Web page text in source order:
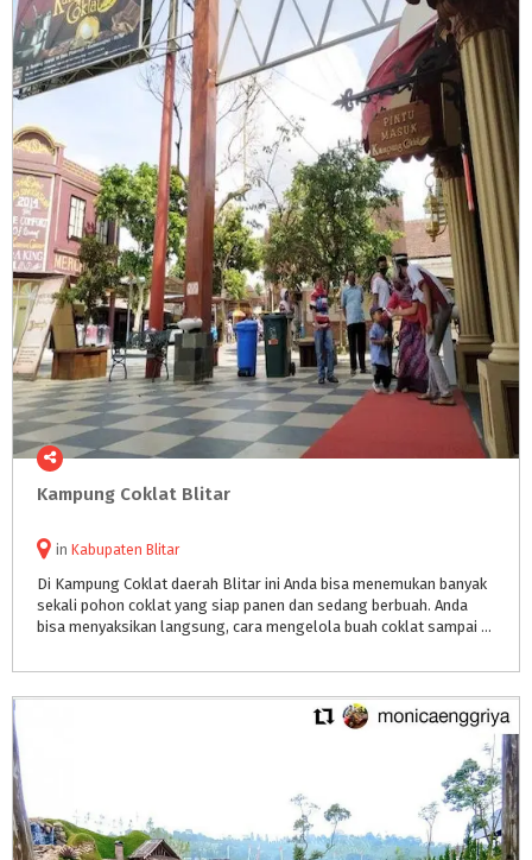
Kampung Coklat Blitar
in Kabupaten Blitar
Di Kampung Coklat daerah Blitar ini Anda bisa menemukan banyak
sekali pohon coklat yang siap panen dan sedang berbuah. Anda
bisa menyaksikan langsung, cara mengelola buah coklat sampai dengan menyajikannya menjadi coklat siap saji.